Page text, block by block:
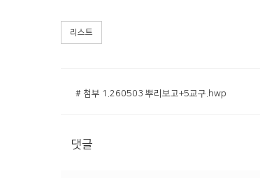
리스트
# 첨부 1.260503 뿌리보고+5교구.hwp
댓글